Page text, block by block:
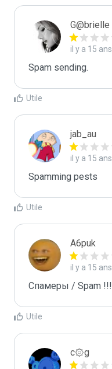
G@brielle
il y a 15 ans
Spam sending.
Utile
jab_au
il y a 15 ans
Spamming pests
Utile
A6puk
il y a 15 ans
Спамеры / Spam !!!
Utile
c۞g